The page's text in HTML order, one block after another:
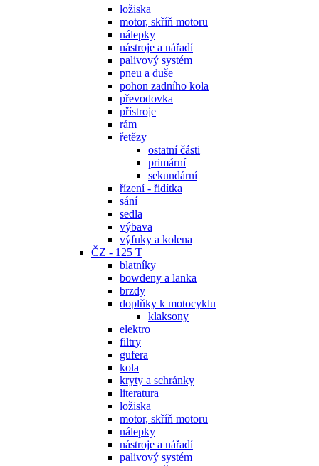
ložiska
motor, skříň motoru
nálepky
nástroje a nářadí
palivový systém
pneu a duše
pohon zadního kola
převodovka
přístroje
rám
řetězy
ostatní části
primární
sekundární
řízení - řidítka
sání
sedla
výbava
výfuky a kolena
ČZ - 125 T
blatníky
bowdeny a lanka
brzdy
doplňky k motocyklu
klaksony
elektro
filtry
gufera
kola
kryty a schránky
literatura
ložiska
motor, skříň motoru
nálepky
nástroje a nářadí
palivový systém